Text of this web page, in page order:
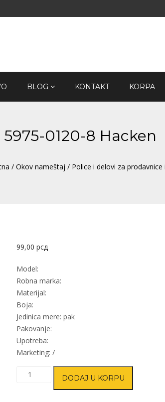
BLOG KONTAKT KORPA
0120-8 Hacken
/ Okov nameštaj / Police i delovi za prodavnice
99,00 рсд
Model:
Robna marka:
Materijal:
Boja:
Jedinica mere: pak
Pakovanje:
Upotreba:
Marketing: /
Nosač
DODAJ U KORPU